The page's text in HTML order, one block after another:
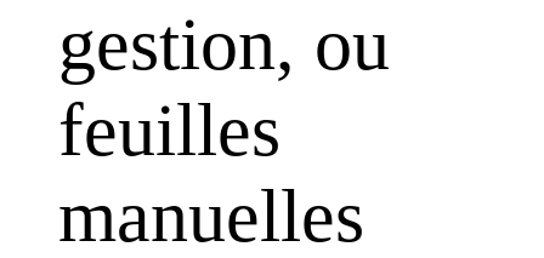
gestion, ou
feuilles
manuelles